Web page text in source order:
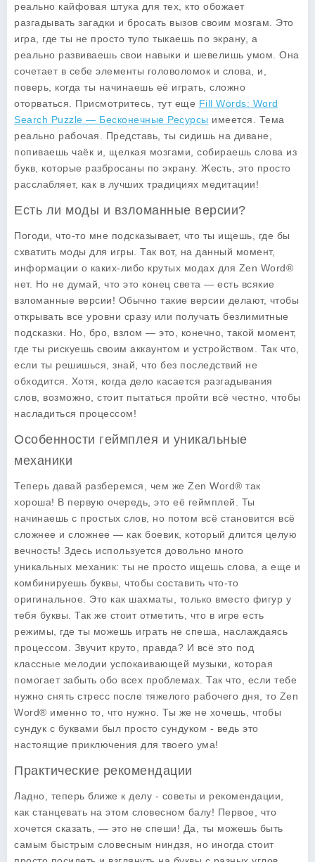
реально кайфовая штука для тех, кто обожает
разгадывать загадки и бросать вызов своим мозгам. Это
игра, где ты не просто тупо тыкаешь по экрану, а
реально развиваешь свои навыки и шевелишь умом. Она
сочетает в себе элементы головоломок и слова, и,
поверь, когда ты начинаешь её играть, сложно
оторваться. Присмотритесь, тут еще Fill Words: Word
Search Puzzle — Бесконечные Ресурсы имеется. Тема
реально рабочая. Представь, ты сидишь на диване,
попиваешь чаёк и, щелкая мозгами, собираешь слова из
букв, которые разбросаны по экрану. Жесть, это просто
расслабляет, как в лучших традициях медитации!
Есть ли моды и взломанные версии?
Погоди, что-то мне подсказывает, что ты ищешь, где бы
схватить моды для игры. Так вот, на данный момент,
информации о каких-либо крутых модах для Zen Word®
нет. Но не думай, что это конец света — есть всякие
взломанные версии! Обычно такие версии делают, чтобы
открывать все уровни сразу или получать безлимитные
подсказки. Но, бро, взлом — это, конечно, такой момент,
где ты рискуешь своим аккаунтом и устройством. Так что,
если ты решишься, знай, что без последствий не
обходится. Хотя, когда дело касается разгадывания
слов, возможно, стоит пытаться пройти всё честно, чтобы
насладиться процессом!
Особенности геймплея и уникальные
механики
Теперь давай разберемся, чем же Zen Word® так
хороша! В первую очередь, это её геймплей . Ты
начинаешь с простых слов, но потом всё становится всё
сложнее и сложнее — как боевик, который длится целую
вечность! Здесь используется довольно много
уникальных механик: ты не просто ищешь слова, а еще и
комбинируешь буквы, чтобы составить что-то
оригинальное. Это как шахматы, только вместо фигур у
тебя буквы. Так же стоит отметить, что в игре есть
режимы, где ты можешь играть не спеша, наслаждаясь
процессом. Звучит круто, правда? И всё это под
классные мелодии успокаивающей музыки, которая
помогает забыть обо всех проблемах. Так что, если тебе
нужно снять стресс после тяжелого рабочего дня, то Zen
Word® именно то, что нужно. Ты же не хочешь, чтобы
сундук с буквами был просто сундуком - ведь это
настоящие приключения для твоего ума!
Практические рекомендации
Ладно, теперь ближе к делу - советы и рекомендации,
как станцевать на этом словесном балу! Первое, что
хочется сказать, — это не спеши! Да, ты можешь быть
самым быстрым словесным ниндзя, но иногда стоит